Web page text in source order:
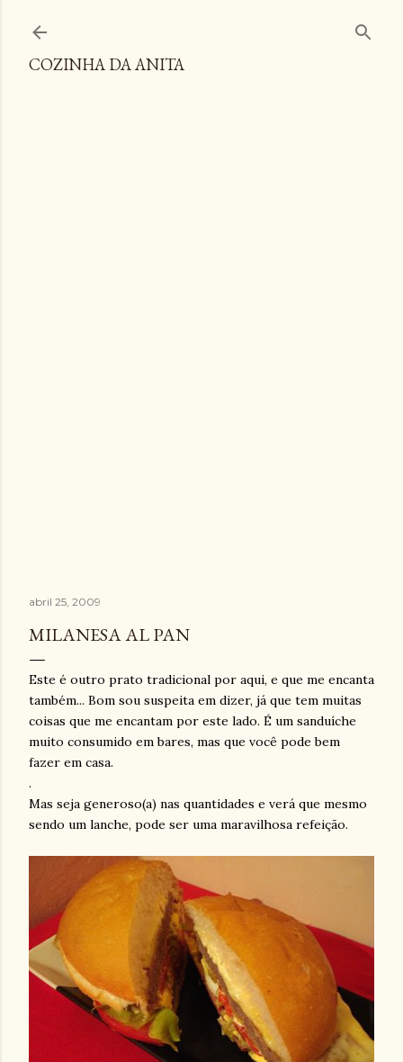
COZINHA DA ANITA
abril 25, 2009
MILANESA AL PAN
Este é outro prato tradicional por aqui, e que me encanta
também... Bom sou suspeita em dizer, já que tem muitas
coisas que me encantam por este lado. É um sanduíche
muito consumido em bares, mas que você pode bem
fazer em casa.
.
Mas seja generoso(a) nas quantidades e verá que mesmo
sendo um lanche, pode ser uma maravilhosa refeição.